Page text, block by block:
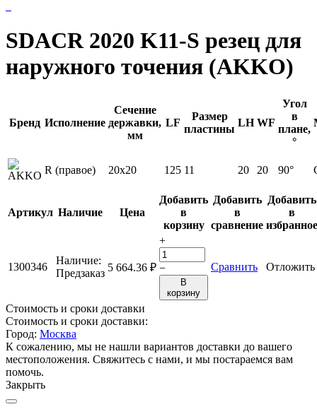
SDACR 2020 K11-S резец для
наружного точения (AKKO)
Бренд Исполнение
Сечение
державки,
мм
LF
Размер
пластины
LH WF
Угол
в
плане,
°
R (правое) 20x20 125 11 20 20 90°
Артикул Наличие Цена
Добавить
в
корзину
Добавить
в
сравнение
Добавить
в
избранное
1300346
Наличие:
Предзаказ 5 664.36 ₽
+
−
В
корзину
Сравнить Отложить
Стоимость и сроки доставки
Стоимость и сроки доставки:
Город: Москва
К сожалению, мы не нашли вариантов доставки до вашего
местоположения. Свяжитесь с нами, и мы постараемся вам
помочь.
Закрыть